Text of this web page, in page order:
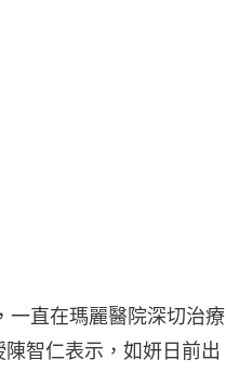
一直在瑪麗醫院深切治療
智仁表示，如妍日前出